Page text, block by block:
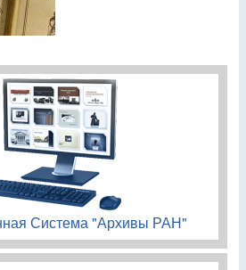
Система "Архивы РАН"